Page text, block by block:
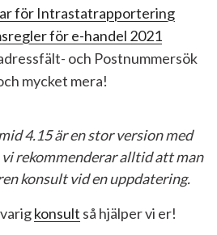
för Intrastatrapportering
för e-handel 2021
och Postnummersök
mycket mera!
4.15 är en stor version med
rekommenderar alltid att man
konsult vid en uppdatering.
konsult så hjälper vi er!